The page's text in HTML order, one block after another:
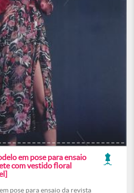
em pose para ensaio
com vestido floral
pose para ensaio da revista